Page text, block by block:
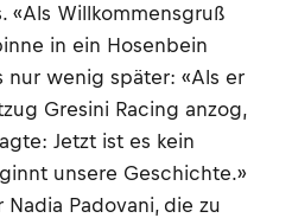
«Als Willkommensgruß
in ein Hosenbein
nur wenig später: «Als er
Gresini Racing anzog,
Jetzt ist es kein
unsere Geschichte.»
Padovani, die zu